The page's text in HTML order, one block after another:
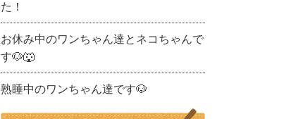
た！
お休み中のワンちゃん達とネコちゃんで
す🐶🐺
熟睡中のワンちゃん達です🐶